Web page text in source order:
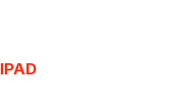
IPAD